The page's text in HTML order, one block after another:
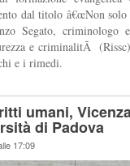
dal titolo â€œNon solo
Segato,
e criminalitÃ
e i rimedi.
umani,
di Padova
17:09